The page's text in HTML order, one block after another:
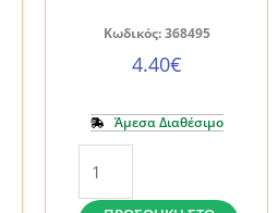
Κωδικός: 368495
4.40€
Άμεσα Διαθέσιμο